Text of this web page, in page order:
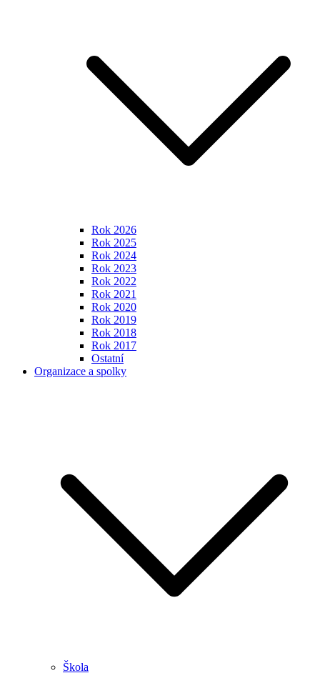
Rok 2026
Rok 2025
Rok 2024
Rok 2023
Rok 2022
Rok 2021
Rok 2020
Rok 2019
Rok 2018
Rok 2017
Ostatní
Organizace a spolky
Škola